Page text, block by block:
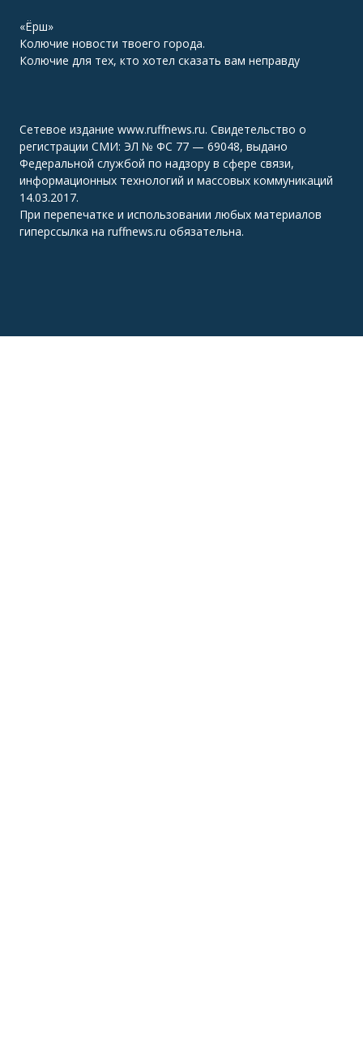
«Ёрш»
Колючие новости твоего города.
Колючие для тех, кто хотел сказать вам неправду
Сетевое издание www.ruffnews.ru. Свидетельство о
регистрации СМИ: ЭЛ № ФС 77 — 69048, выдано
Федеральной службой по надзору в сфере связи,
информационных технологий и массовых коммуникаций
14.03.2017.
При перепечатке и использовании любых материалов
гиперссылка на ruffnews.ru обязательна.